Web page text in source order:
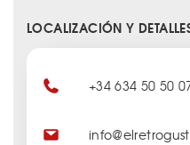
LOCALIZACIÓN Y
+34 634 50 50